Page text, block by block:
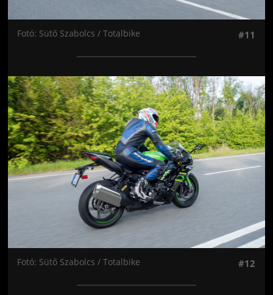
Fotó: Sütő Szabolcs / Totalbike #11
Jön még kép!
Fotó: Sütő Szabolcs / Totalbike #12